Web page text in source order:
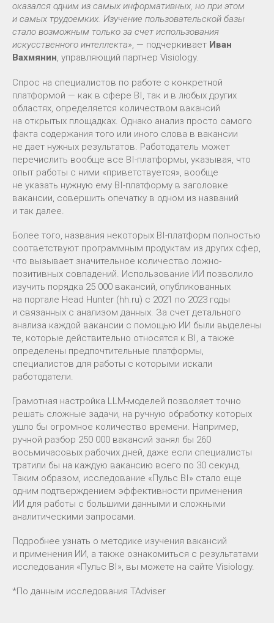
оказался одним из самых информативных, но при этом
и самых трудоемких. Изучение пользовательской базы
стало возможным только за счет использования
искусственного интеллекта», — подчеркивает Иван
Вахмянин, управляющий партнер Visiology.
Спрос на специалистов по работе с конкретной
платформой — как в сфере BI, так и в любых других
областях, определяется количеством вакансий
на открытых площадках. Однако анализ просто самого
факта содержания того или иного слова в вакансии
не дает нужных результатов. Работодатель может
перечислить вообще все BI-платформы, указывая, что
опыт работы с ними «приветствуется», вообще
не указать нужную ему BI-платформу в заголовке
вакансии, совершить опечатку в одном из названий
и так далее.
Более того, названия некоторых BI-платформ полностью
соответствуют программным продуктам из других сфер,
что вызывает значительное количество ложно-
позитивных совпадений. Использование ИИ позволило
изучить порядка 25 000 вакансий, опубликованных
на портале Head Hunter (hh.ru) с 2021 по 2023 годы
и связанных с анализом данных. За счет детального
анализа каждой вакансии с помощью ИИ были выделены
те, которые действительно относятся к BI, а также
определены предпочтительные платформы,
специалистов для работы с которыми искали
работодатели.
Грамотная настройка LLM-моделей позволяет точно
решать сложные задачи, на ручную обработку которых
ушло бы огромное количество времени. Например,
ручной разбор 250 000 вакансий занял бы 260
восьмичасовых рабочих дней, даже если специалисты
тратили бы на каждую вакансию всего по 30 секунд.
Таким образом, исследование «Пульс BI» стало еще
одним подтверждением эффективности применения
ИИ для работы с большими данными и сложными
аналитическими запросами.
Подробнее узнать о методике изучения вакансий
и применения ИИ, а также ознакомиться с результатами
исследования «Пульс BI», вы можете на сайте Visiology.
*По данным исследования TAdviser